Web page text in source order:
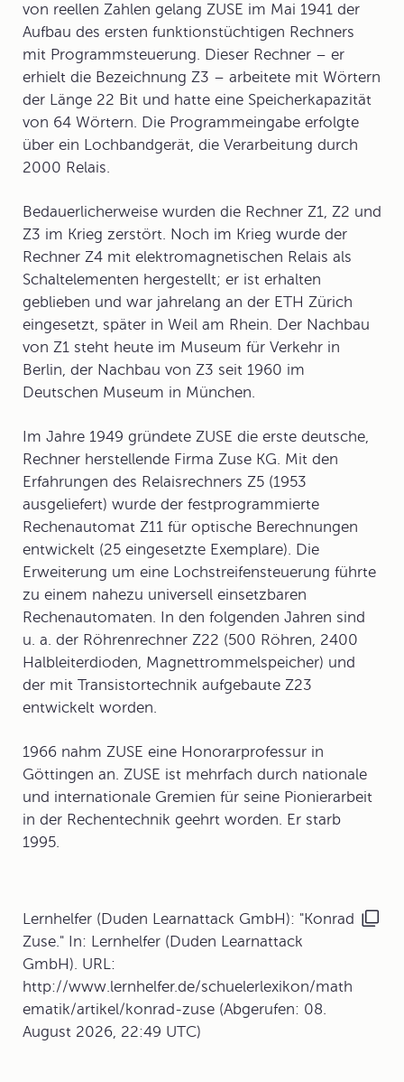
von reellen Zahlen gelang ZUSE im Mai 1941 der
Aufbau des ersten funktionstüchtigen Rechners
mit Programmsteuerung. Dieser Rechner – er
erhielt die Bezeichnung Z3 – arbeitete mit Wörtern
der Länge 22 Bit und hatte eine Speicherkapazität
von 64 Wörtern. Die Programmeingabe erfolgte
über ein Lochbandgerät, die Verarbeitung durch
2000 Relais.
Bedauerlicherweise wurden die Rechner Z1, Z2 und
Z3 im Krieg zerstört. Noch im Krieg wurde der
Rechner Z4 mit elektromagnetischen Relais als
Schaltelementen hergestellt; er ist erhalten
geblieben und war jahrelang an der ETH Zürich
eingesetzt, später in Weil am Rhein. Der Nachbau
von Z1 steht heute im Museum für Verkehr in
Berlin, der Nachbau von Z3 seit 1960 im
Deutschen Museum in München.
Im Jahre 1949 gründete ZUSE die erste deutsche,
Rechner herstellende Firma Zuse KG. Mit den
Erfahrungen des Relaisrechners Z5 (1953
ausgeliefert) wurde der festprogrammierte
Rechenautomat Z11 für optische Berechnungen
entwickelt (25 eingesetzte Exemplare). Die
Erweiterung um eine Lochstreifensteuerung führte
zu einem nahezu universell einsetzbaren
Rechenautomaten. In den folgenden Jahren sind
u. a. der Röhrenrechner Z22 (500 Röhren, 2400
Halbleiterdioden, Magnettrommelspeicher) und
der mit Transistortechnik aufgebaute Z23
entwickelt worden.
1966 nahm ZUSE eine Honorarprofessur in
Göttingen an. ZUSE ist mehrfach durch nationale
und internationale Gremien für seine Pionierarbeit
in der Rechentechnik geehrt worden. Er starb
1995.
Lernhelfer (Duden Learnattack GmbH): "Konrad
Zuse." In: Lernhelfer (Duden Learnattack
GmbH). URL:
http://www.lernhelfer.de/schuelerlexikon/math
ematik/artikel/konrad-zuse (Abgerufen: 08.
August 2026, 22:49 UTC)